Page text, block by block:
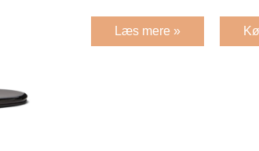
Læs mere »